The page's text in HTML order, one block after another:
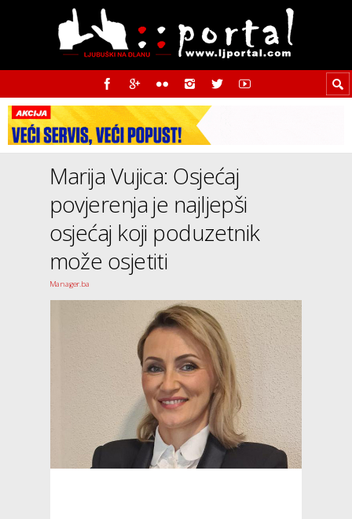
Marija Vujica: Osjećaj
povjerenja je najljepši
osjećaj koji poduzetnik
može osjetiti
Manager.ba